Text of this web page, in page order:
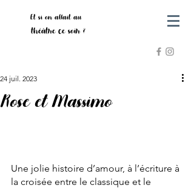
Et si on allait au
théâtre ce soir ?
Rose et Massimo
24 juil. 2023
Une jolie histoire d’amour, à l’écriture à
la croisée entre le classique et le